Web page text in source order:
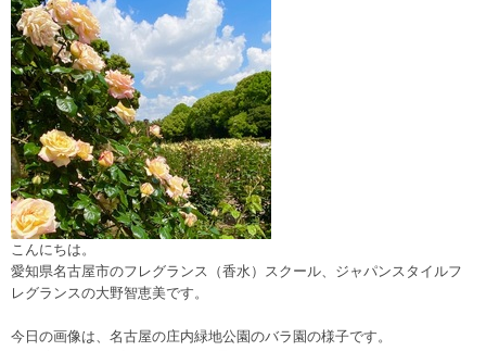
こんにちは。
愛知県名古屋市のフレグランス（香水）スクール、ジャパンスタイルフ
レグランスの大野智恵美です。
今日の画像は、名古屋の庄内緑地公園のバラ園の様子です。